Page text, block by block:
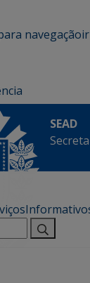
navegação
SEAD